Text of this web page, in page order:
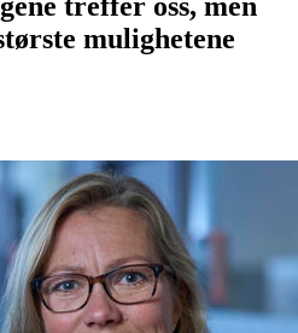
mulighetene